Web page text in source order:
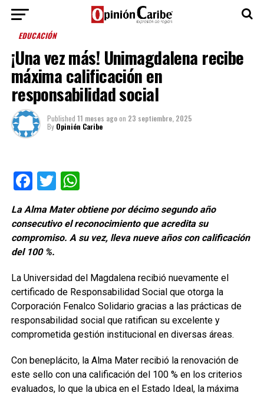
EDUCACIÓN
¡Una vez más! Unimagdalena recibe
máxima calificación en
responsabilidad social
Published 11 meses agoon 23 septiembre, 2025
By Opinión Caribe
Facebook
TwitterWhatsApp
La Alma Mater obtiene por décimo segundo año
consecutivo el reconocimiento que acredita su
compromiso. A su vez, lleva nueve años con calificación
del 100 %.
La Universidad del Magdalena recibió nuevamente el
certificado de Responsabilidad Social que otorga la
Corporación Fenalco Solidario gracias a las prácticas de
responsabilidad social que ratifican su excelente y
comprometida gestión institucional en diversas áreas.
Con beneplácito, la Alma Mater recibió la renovación de
este sello con una calificación del 100 % en los criterios
evaluados, lo que la ubica en el Estado Ideal, la máxima